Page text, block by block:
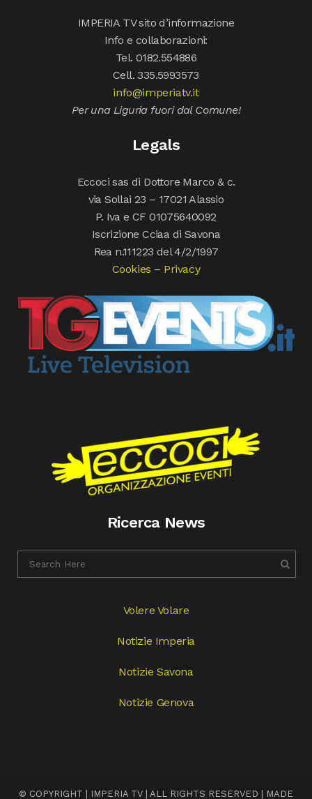
IMPERIA TV sito d’informazione
Info e collaborazioni:
Tel. 0182.554886
Cell. 335.5993573
info@imperiatv.it
Per una Liguria fuori dal Comune!
Legals
Eccoci sas di Dottore Marco & c.
via Sollai 23 – 17021 Alassio
P. Iva e CF 01075640092
Iscrizione Cciaa di Savona
Rea n.111223 del 4/2/1997
Cookies – Privacy
Ricerca News
Volere Volare
Notizie Imperia
Notizie Savona
Notizie Genova
© COPYRIGHT | IMPERIA TV | ALL RIGHTS RESERVED | MADE